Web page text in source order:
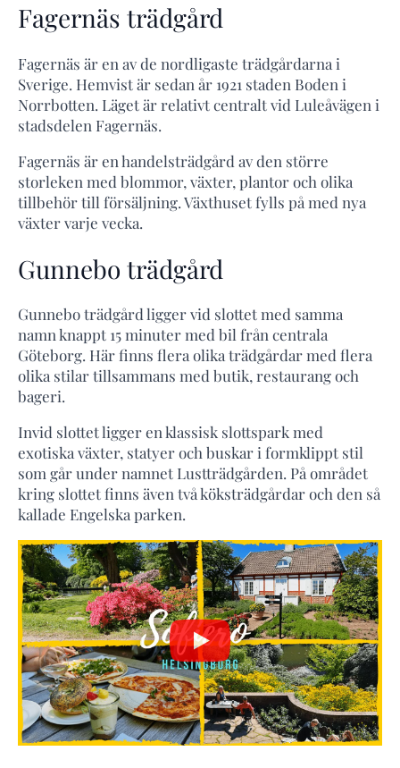
Fagernäs trädgård
Fagernäs är en av de nordligaste trädgårdarna i
Sverige. Hemvist är sedan år 1921 staden Boden i
Norrbotten. Läget är relativt centralt vid Luleåvägen i
stadsdelen Fagernäs.
Fagernäs är en handelsträdgård av den större
storleken med blommor, växter, plantor och olika
tillbehör till försäljning. Växthuset fylls på med nya
växter varje vecka.
Gunnebo trädgård
Gunnebo trädgård ligger vid slottet med samma
namn knappt 15 minuter med bil från centrala
Göteborg. Här finns flera olika trädgårdar med flera
olika stilar tillsammans med butik, restaurang och
bageri.
Invid slottet ligger en klassisk slottspark med
exotiska växter, statyer och buskar i formklippt stil
som går under namnet Lustträdgården. På området
kring slottet finns även två köksträdgårdar och den så
kallade Engelska parken.